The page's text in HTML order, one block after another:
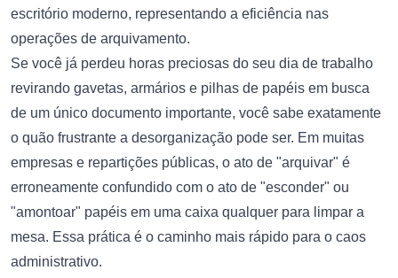
escritório moderno, representando a eficiência nas
operações de arquivamento.
Se você já perdeu horas preciosas do seu dia de trabalho
revirando gavetas, armários e pilhas de papéis em busca
de um único documento importante, você sabe exatamente
o quão frustrante a desorganização pode ser. Em muitas
empresas e repartições públicas, o ato de "arquivar" é
erroneamente confundido com o ato de "esconder" ou
"amontoar" papéis em uma caixa qualquer para limpar a
mesa. Essa prática é o caminho mais rápido para o caos
administrativo.